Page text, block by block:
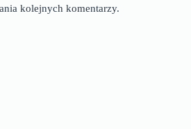
kolejnych komentarzy.